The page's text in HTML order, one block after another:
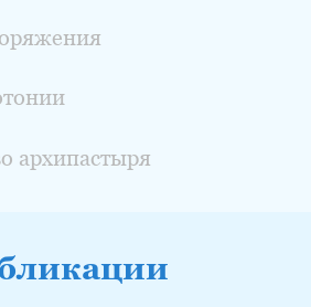
архипастыря